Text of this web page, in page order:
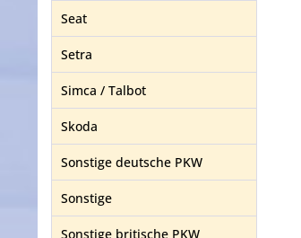
Seat
Setra
Simca / Talbot
Skoda
Sonstige deutsche PKW
Sonstige
Sonstige britische PKW